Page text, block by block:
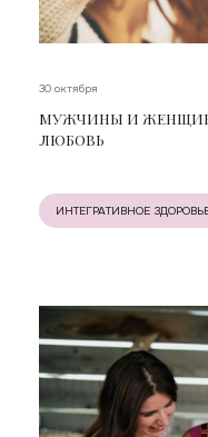
30 октября
МУЖЧИНЫ И
ЛЮБОВЬ
ИНТЕГРАТИВНОЕ